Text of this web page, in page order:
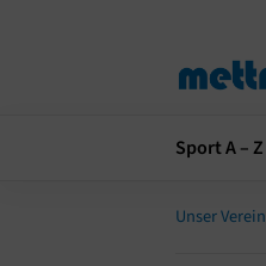
Sport A – Z
Unser Verein